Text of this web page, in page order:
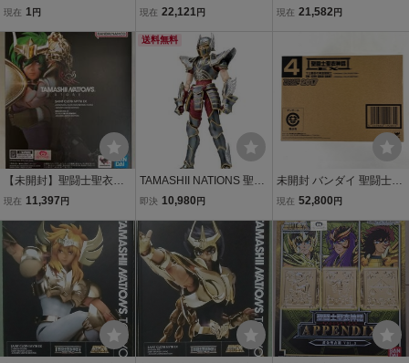
RITS 聖闘士聖衣神話EX
ピオンミロ
現在 1円
SHII NATIONS STORE限
プリコーンシュラ(リバイ
バル版) 聖闘士星矢 完成
品 可動フィギュア
現在 22,121円
SHII NATIONS STORE限
バル版) 聖闘士星矢 完成
品 可動フィギュア
現在 21,582 円
【未開封】聖闘士聖衣神
話EX アンドロメダ瞬(新
矢」 ～GOLDEN LIMITED
～ TAMASHII NATI
現在 11,397 円
送料無料
TAMASHII NATIONS 聖闘
士聖衣神話EX ペガサス星
ning- 約170mm si
即決 10,980 円
未開封 バンダイ 聖闘士聖
衣神話 EX 十三番目の黄
OR EDITION 聖闘士星矢
冥王神話 TAMASHII NATI
ON 2017 箱付 玩具
現在 52,800 円